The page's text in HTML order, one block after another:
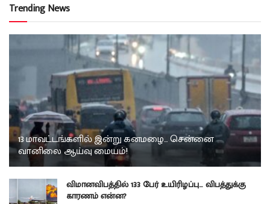
Trending News
13 மாவட்டங்களில் இன்று கனமழை… சென்னை
வானிலை ஆய்வு மையம்!
விமானவிபத்தில் 133 பேர் உயிரிழப்பு… விபத்துக்கு
காரணம் என்ன?